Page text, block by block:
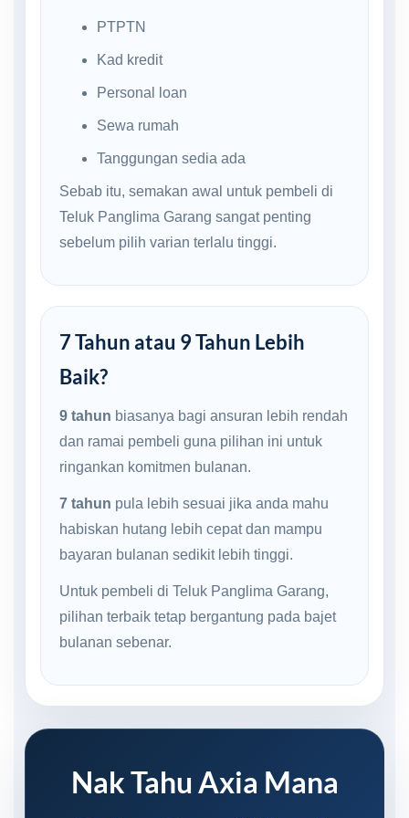
PTPTN
Kad kredit
Personal loan
Sewa rumah
Tanggungan sedia ada
Sebab itu, semakan awal untuk pembeli di
Teluk Panglima Garang sangat penting
sebelum pilih varian terlalu tinggi.
7 Tahun atau 9 Tahun Lebih
Baik?
9 tahun biasanya bagi ansuran lebih rendah
dan ramai pembeli guna pilihan ini untuk
ringankan komitmen bulanan.
7 tahun pula lebih sesuai jika anda mahu
habiskan hutang lebih cepat dan mampu
bayaran bulanan sedikit lebih tinggi.
Untuk pembeli di Teluk Panglima Garang,
pilihan terbaik tetap bergantung pada bajet
bulanan sebenar.
Nak Tahu Axia Mana